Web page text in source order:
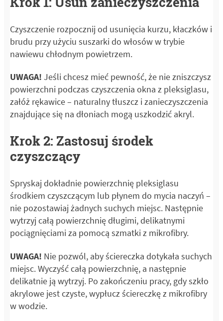
Czyszczenie rozpocznij od usunięcia kurzu, kłaczków i
brudu przy użyciu suszarki do włosów w trybie
nawiewu chłodnym powietrzem.
UWAGA! Jeśli chcesz mieć pewność, że nie zniszczysz
powierzchni podczas czyszczenia okna z pleksiglasu,
załóż rękawice – naturalny tłuszcz i zanieczyszczenia
znajdujące się na dłoniach mogą uszkodzić akryl.
Krok 2: Zastosuj środek
czyszczący
Spryskaj dokładnie powierzchnię pleksiglasu
środkiem czyszczącym lub płynem do mycia naczyń –
nie pozostawiaj żadnych suchych miejsc. Następnie
wytrzyj całą powierzchnię długimi, delikatnymi
pociągnięciami za pomocą szmatki z mikrofibry.
UWAGA! Nie pozwól, aby ściereczka dotykała suchych
miejsc. Wyczyść całą powierzchnię, a następnie
delikatnie ją wytrzyj. Po zakończeniu pracy, gdy szkło
akrylowe jest czyste, wypłucz ściereczkę z mikrofibry
w wodzie.